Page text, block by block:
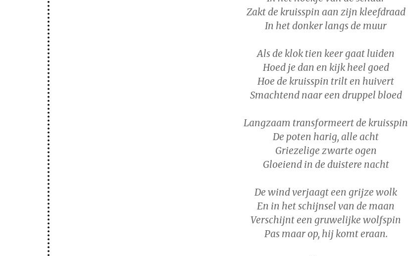
Zakt de kruisspin aan zijn kleefdraad
In het donker langs de muur
Als de klok tien keer gaat luiden
Hoed je dan en kijk heel goed
Hoe de kruisspin trilt en huivert
Smachtend naar een druppel bloed
Langzaam transformeert de kruisspin
De poten harig, alle acht
Griezelige zwarte ogen
Gloeiend in de duistere nacht
De wind verjaagt een grijze wolk
En in het schijnsel van de maan
Verschijnt een gruwelijke wolfspin
Pas maar op, hij komt eraan.